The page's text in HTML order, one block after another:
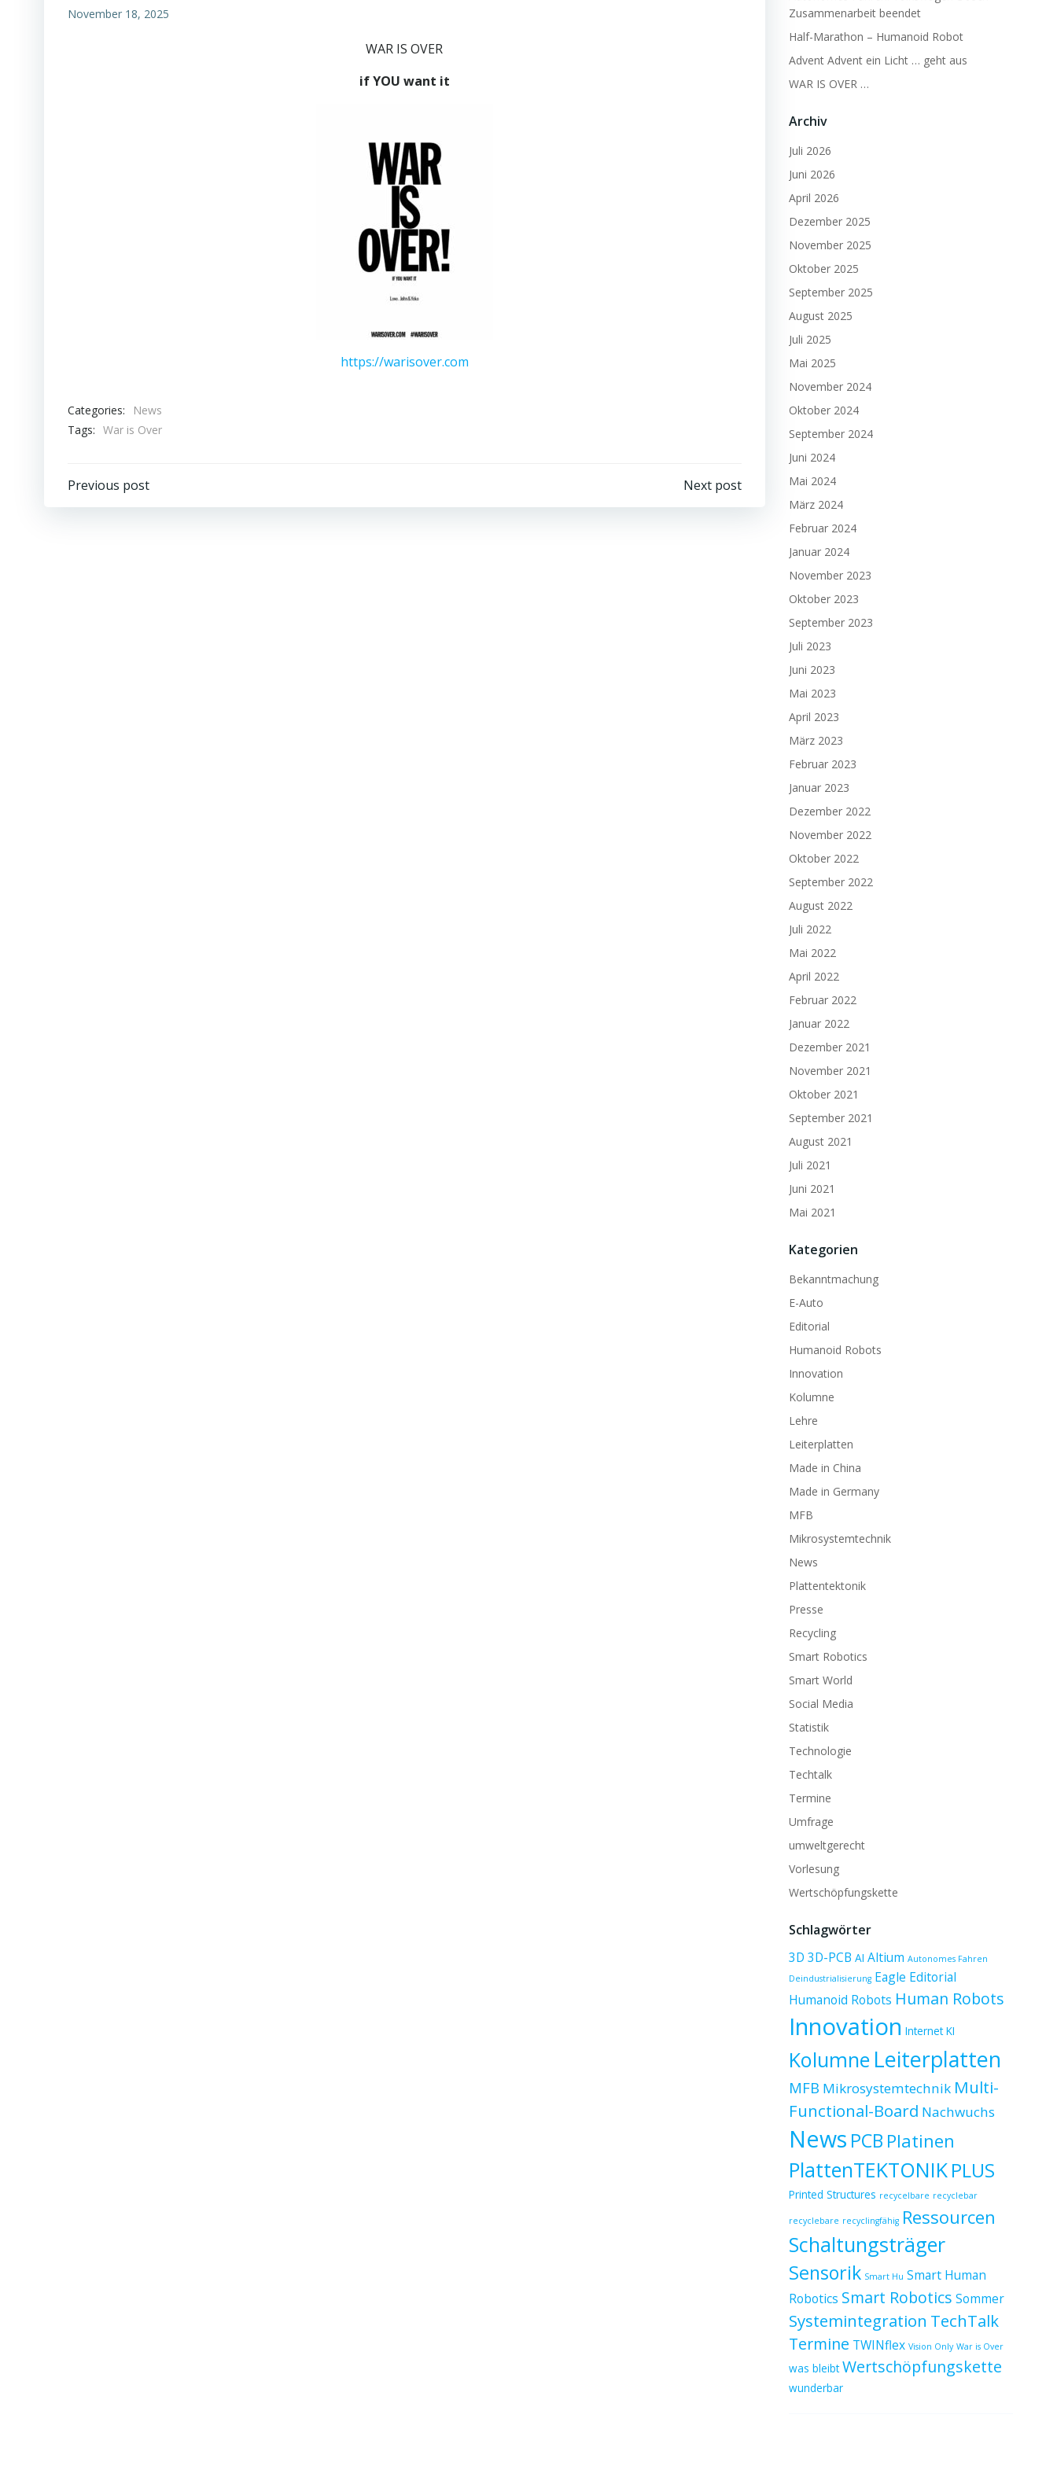
November 18, 2025
WAR IS OVER
if YOU want it
https://warisover.com
Categories:
News
Tags: War is Over
Beitragsnavigation
Previous post Next post
Zusammenarbeit beendet
Half-Marathon – Humanoid Robot
Advent Advent ein Licht … geht aus
WAR IS OVER …
Archiv
Juli 2026
Juni 2026
April 2026
Dezember 2025
November 2025
Oktober 2025
September 2025
August 2025
Juli 2025
Mai 2025
November 2024
Oktober 2024
September 2024
Juni 2024
Mai 2024
März 2024
Februar 2024
Januar 2024
November 2023
Oktober 2023
September 2023
Juli 2023
Juni 2023
Mai 2023
April 2023
März 2023
Februar 2023
Januar 2023
Dezember 2022
November 2022
Oktober 2022
September 2022
August 2022
Juli 2022
Mai 2022
April 2022
Februar 2022
Januar 2022
Dezember 2021
November 2021
Oktober 2021
September 2021
August 2021
Juli 2021
Juni 2021
Mai 2021
Kategorien
Bekanntmachung
E-Auto
Editorial
Humanoid Robots
Innovation
Kolumne
Lehre
Leiterplatten
Made in China
Made in Germany
MFB
Mikrosystemtechnik
News
Plattentektonik
Presse
Recycling
Smart Robotics
Smart World
Social Media
Statistik
Technologie
Techtalk
Termine
Umfrage
umweltgerecht
Vorlesung
Wertschöpfungskette
Schlagwörter
3D 3D-PCB AI Altium Autonomes Fahren
Deindustrialisierung Eagle Editorial
Humanoid Robots Human Robots
Innovation Internet KI
Kolumne Leiterplatten
MFB Mikrosystemtechnik Multi-
Functional-Board Nachwuchs
News PCB Platinen
PlattenTEKTONIK PLUS
Printed Structures recycelbare recyclebar
recyclebare recyclingfähig Ressourcen
Schaltungsträger
Sensorik Smart Hu Smart Human
Robotics Smart Robotics Sommer
Systemintegration TechTalk
Termine TWINflex Vision Only War is Over
was bleibt Wertschöpfungskette
wunderbar